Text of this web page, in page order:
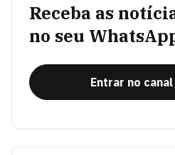
Receba as
no seu
Entrar no canal